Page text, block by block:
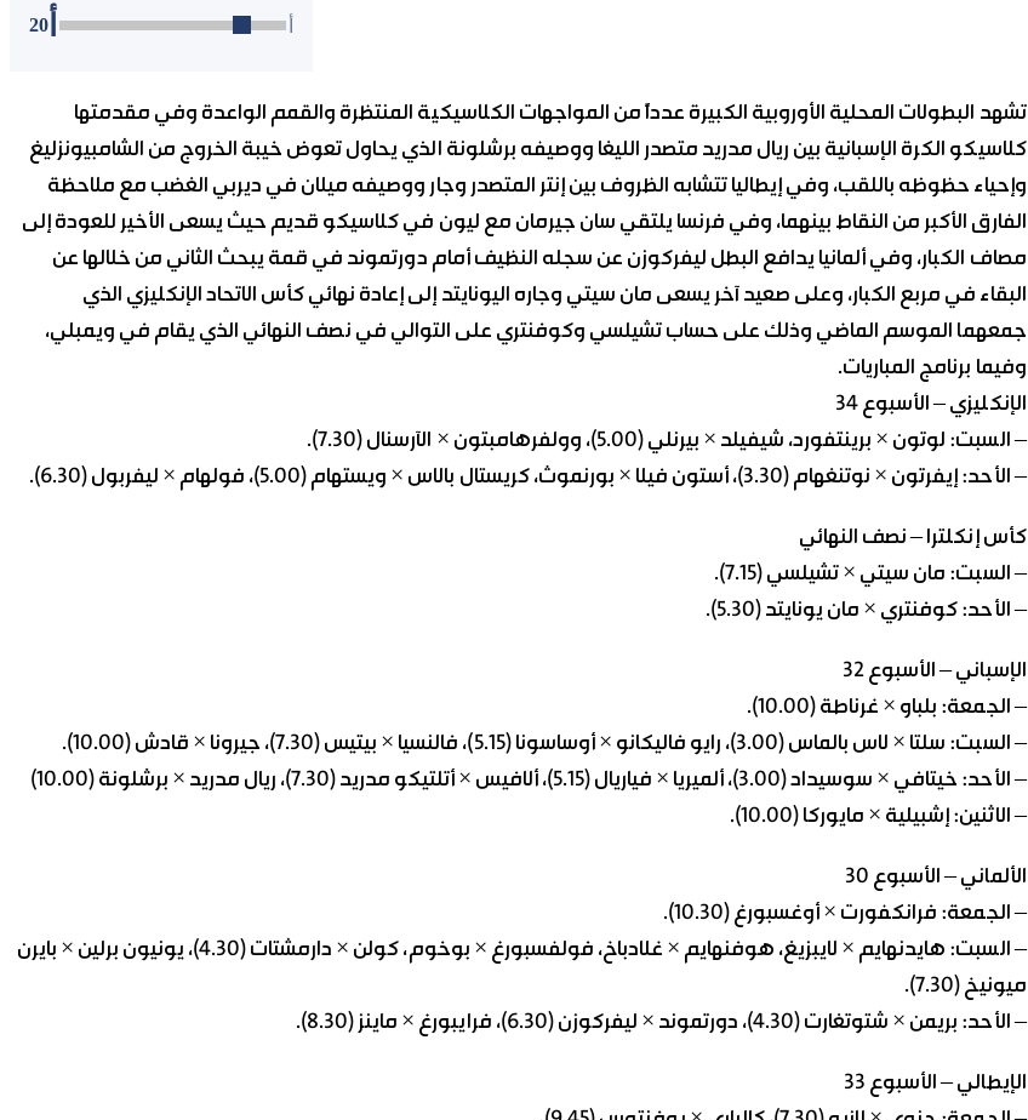
20
تشهد البطولات المحلية الأوروبية الكبيرة عدداً من المواجهات الكلاسيكية المنتظرة والقمم الواعدة وفي مقدمتها
كلاسيكو الكرة الإسبانية بين ريال مدريد متصدر الليغا ووصيفه برشلونة الذي يحاول تعوض خيبة الخروج من الشامبيونزليغ
وإحياء حظوظه باللقب، وفي إيطاليا تتشابه الظروف بين إنتر المتصدر وجار ووصيفه ميلان في ديربي الغضب مع ملاحظة
الفارق الأكبر من النقاط بينهما، وفي فرنسا يلتقي سان جيرمان مع ليون في كلاسيكو قديم حيث يسعى الأخير للعودة إلى
مصاف الكبار، وفي ألمانيا يدافع البطل ليفركوزن عن سجله النظيف أمام دورتموند في قمة يبحث الثاني من خلالها عن
البقاء في مربع الكبار، وعلى صعيد آخر يسعى مان سيتي وجاره اليونايتد إلى إعادة نهائي كأس الاتحاد الإنكليزي الذي
جمعهما الموسم الماضي وذلك على حساب تشيلسي وكوفنتري على التوالي في نصف النهائي الذي يقام في ويمبلي،
وفيما برنامج المباريات.
الإنكليزي – الأسبوع 34
– السبت: لوتون × برينتفورد، شيفيلد × بيرنلي (5.00)، وولفرهامبتون × الآرسنال (7.30).
– الأحد: إيفرتون × نوتنغهام (3.30)، أستون فيلا × بورنموث، كريستال بالاس × ويستهام (5.00)، فولهام × ليفربول (6.30).
كأس إنكلترا – نصف النهائي
– السبت: مان سيتي × تشيلسي (7.15).
– الأحد: كوفنتري × مان يونايتد (5.30).
الإسباني – الأسبوع 32
– الجمعة: بلباو × غرناطة (10.00).
– السبت: سلتا × لاس بالماس (3.00)، رايو فاليكانو × أوساسونا (5.15)، فالنسيا × بيتيس (7.30)، جيرونا × قادش (10.00).
– الأحد: خيتافي × سوسيداد (3.00)، ألميريا × فياريال (5.15)، ألافيس × أتلتيكو مدريد (7.30)، ريال مدريد × برشلونة (10.00)
– الاثنين: إشبيلية × مايوركا (10.00).
الألماني – الأسبوع 30
– الجمعة: فرانكفورت × أوغسبورغ (10.30).
– السبت: هايدنهايم × لايبزيغ، هوفنهايم × غلادباخ، فولفسبورغ × بوخوم، كولن × دارمشتات (4.30)، يونيون برلين × بايرن
ميونيخ (7.30).
– الأحد: بريمن × شتوتغارت (4.30)، دورتموند × ليفركوزن (6.30)، فرايبورغ × ماينز (8.30).
الإيطالي – الأسبوع 33